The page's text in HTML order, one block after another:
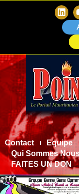
Contact Equipe
Qui Sommes
FAITES UN DON